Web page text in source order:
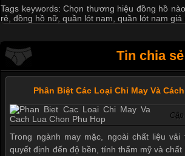
Tags keywords:Chọn thương hiệu đồng hồ
rẻ đồng hồ nữ quần lót nam quần lót nam giá
Tin chia sẻ
Phân Biệt Các Loại Chỉ May Và
Trong ngành may mặc, ngoài chất liệu
quyết định đến độ bền, tính thẩm mỹ và